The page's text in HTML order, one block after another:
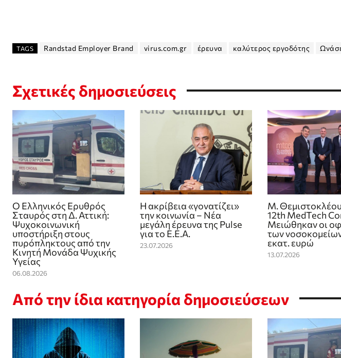
TAGS Randstad Employer Brand virus.com.gr έρευνα καλύτερος εργοδότης
Σχετικές δημοσιεύσεις
Ο Ελληνικός Ερυθρός
Σταυρός στη Δ. Αττική:
Ψυχοκοινωνική
υποστήριξη στους
πυρόπληκτους από την
Κινητή Μονάδα Ψυχικής
Υγείας
06.08.2026
Η ακρίβεια «γονατίζει»
την κοινωνία – Νέα
μεγάλη έρευνα της Pulse
για το Ε.Ε.Α.
23.07.2026
Μ.
12th MedTech
Μειώθηκαν οι
των
εκατ. ευρώ
13.07.2026
Από την ίδια κατηγορία δημοσιεύσεων